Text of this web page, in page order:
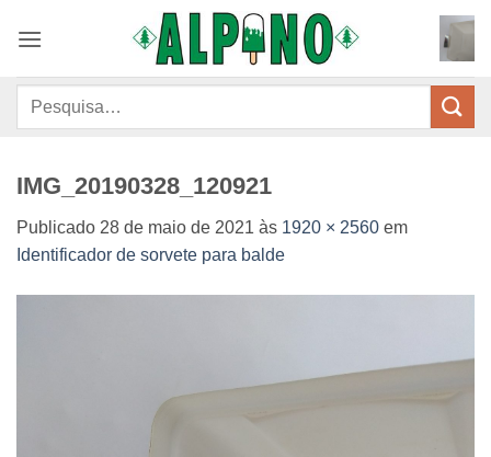
Pesquisar
IMG_20190328_120921
Publicado 28 de maio de 2021 às 1920 × 2560 em
Identificador de sorvete para balde